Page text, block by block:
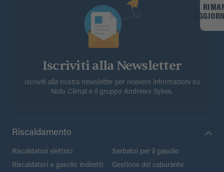
Iscriviti alla Newsletter
Iscriviti alla nostra newsletter per ricevere informazioni su
Nolo Climat e il gruppo Andrews Sykes.
Riscaldamento
Riscaldatori elettrici
Riscaldatori a gasolio indiretti
Serbatoi per il gasolio
Gestione del caburante